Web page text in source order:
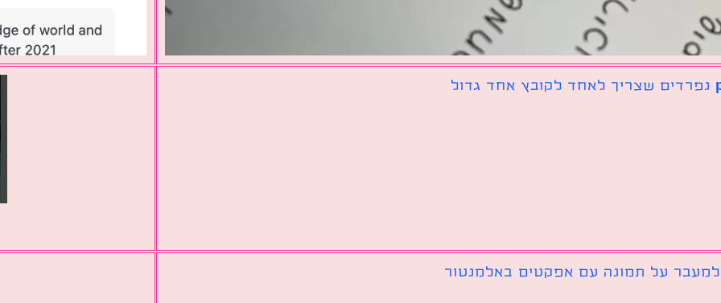
למעבר על תמונה עם אפקטים באלמנטור